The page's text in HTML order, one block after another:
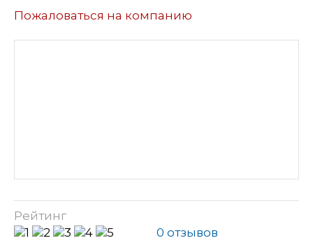
Пожаловаться на компанию
Рейтинг
0 отзывов